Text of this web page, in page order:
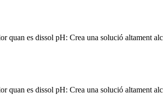
es dissol pH: Crea una solució altament
es dissol pH: Crea una solució altament